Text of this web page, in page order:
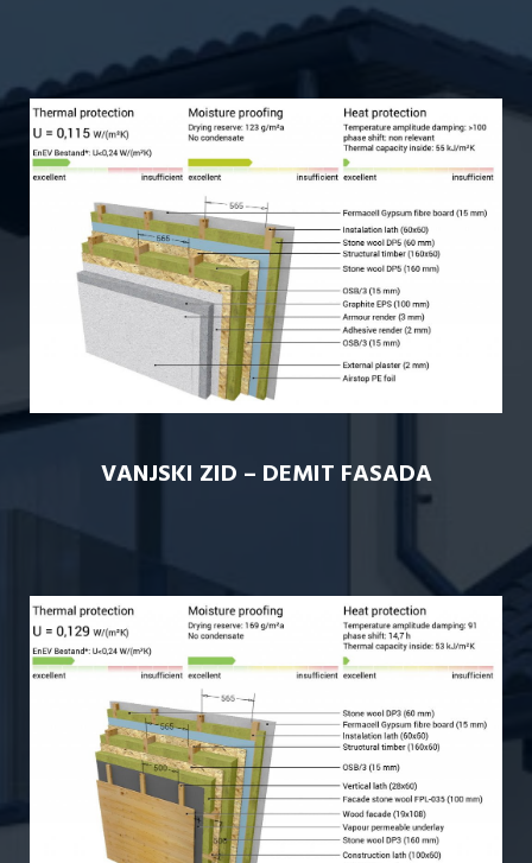
VANJSKI ZID – DEMIT FASADA